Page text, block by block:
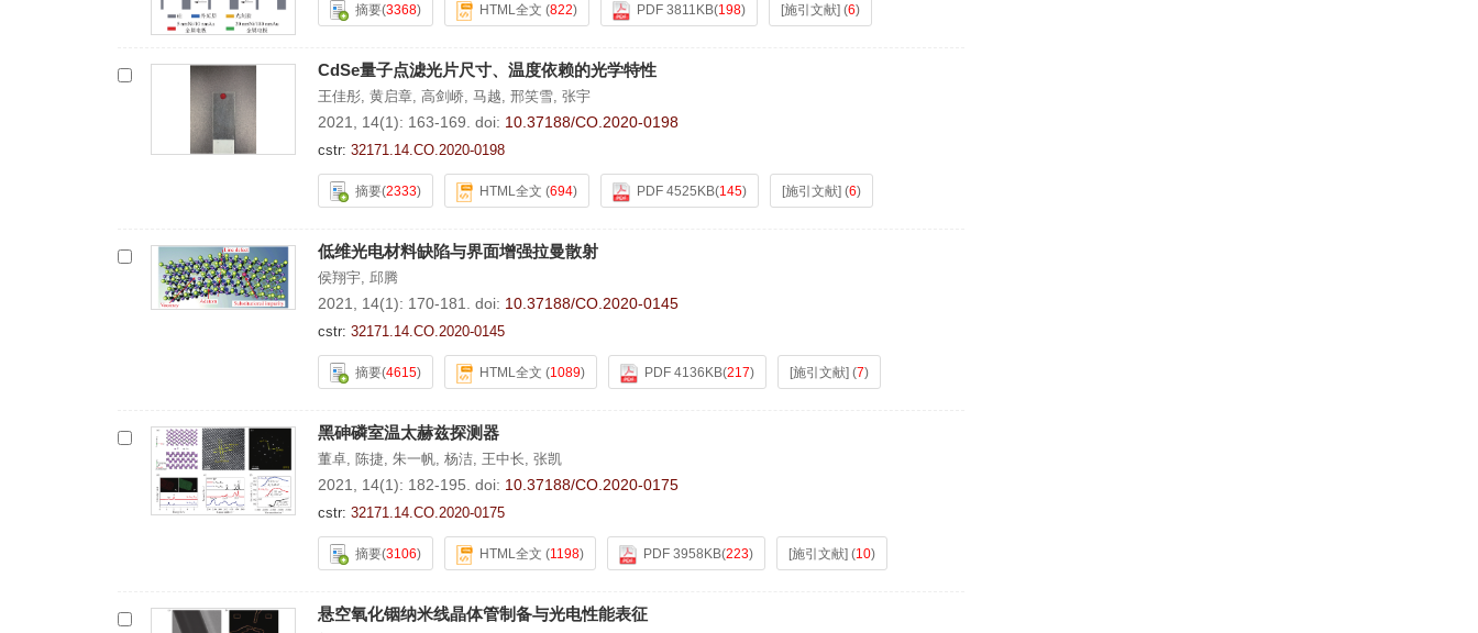
摘要(3368) HTML全文 (822) PDF 3811KB(198) [施引文献] (6)
CdSe量子点滤光片尺寸、温度依赖的光学特性
王佳彤 黄启章 高剑峤 马越 邢笑雪 张宇
2021, 14(1): 163-169. doi: 10.37188/CO.2020-0198
cstr: 32171.14.CO.2020-0198
摘要(2333) HTML全文 (694) PDF 4525KB(145) [施引文献] (6)
低维光电材料缺陷与界面增强拉曼散射
侯翔宇 邱腾
2021, 14(1): 170-181. doi: 10.37188/CO.2020-0145
cstr: 32171.14.CO.2020-0145
摘要(4615) HTML全文 (1089) PDF 4136KB(217) [施引文献] (7)
黑砷磷室温太赫兹探测器
董卓 陈捷 朱一帆 杨洁 王中长 张凯
2021, 14(1): 182-195. doi: 10.37188/CO.2020-0175
cstr: 32171.14.CO.2020-0175
摘要(3106) HTML全文 (1198) PDF 3958KB(223) [施引文献] (10)
悬空氧化铟纳米线晶体管制备与光电性能表征